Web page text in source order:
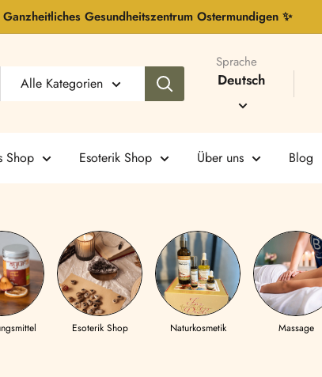
Gesundheitszentrum Ostermundigen ✨
Alle Kategorien
Sprache
Deutsch
Shop Esoterik Shop Über uns Blog
Esoterik Shop Naturkosmetik Massage